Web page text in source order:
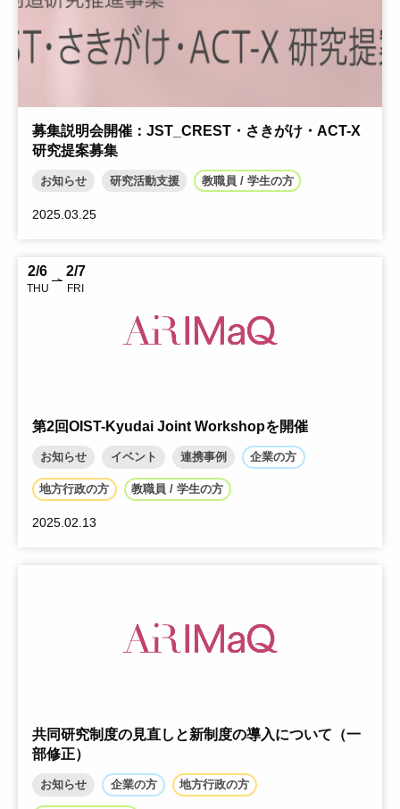
募集説明会開催：JST_CREST・さきがけ・ACT-X
研究提案募集
お知らせ 研究活動支援 教職員 / 学生の方
2025.03.25
2/6
THU
2/7
FRI
第2回OIST-Kyudai Joint Workshopを開催
お知らせ イベント 連携事例 企業の方
地方行政の方 教職員 / 学生の方
2025.02.13
共同研究制度の見直しと新制度の導入について（一
部修正）
お知らせ 企業の方 地方行政の方